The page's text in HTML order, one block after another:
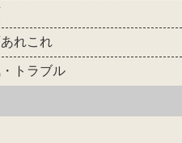
れこれ
トラブル